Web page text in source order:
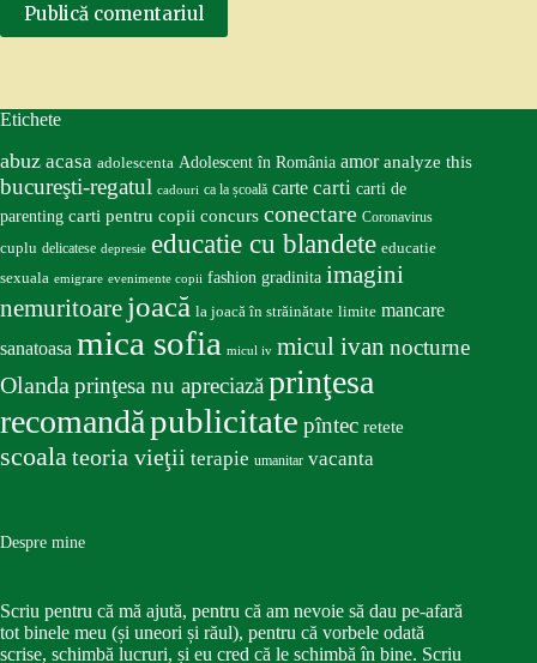
Publică comentariul
Etichete
abuz acasa adolescenta Adolescent în România amor analyze this
bucureşti-regatul cadouri ca la școală carte carti carti de
parenting carti pentru copii concurs conectare Coronavirus
cuplu delicatese depresie educatie cu blandete educatie
sexuala emigrare evenimente copii fashion gradinita imagini
nemuritoare joacă la joacă în străinătate limite mancare
sanatoasa mica sofia micul iv micul ivan nocturne
Olandaprinţesa nu apreciazăprinţesa
recomandăpublicitate pîntec retete
scoalateoria vieţii terapie umanitar vacanta
Despre mine
Scriu pentru că mă ajută, pentru că am nevoie să dau pe-afară
tot binele meu (și uneori și răul), pentru că vorbele odată
scrise, schimbă lucruri, și eu cred că le schimbă în bine. Scriu